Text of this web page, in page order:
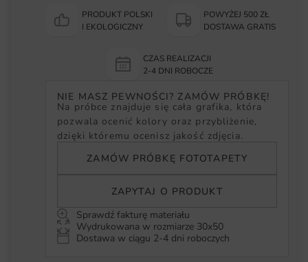
PRODUKT POLSKI
I EKOLOGICZNY
POWYŻEJ 500 ZŁ
DOSTAWA GRATIS
CZAS REALIZACJI
2-4 DNI ROBOCZE
NIE MASZ PEWNOŚCI? ZAMÓW PRÓBKĘ!
Na próbce znajduje się cała grafika, która
pozwala ocenić kolory oraz przybliżenie,
dzięki któremu ocenisz jakość zdjęcia.
ZAMÓW PRÓBKĘ FOTOTAPETY
ZAPYTAJ O PRODUKT
Sprawdź fakturę materiału
Wydrukowana w rozmiarze 30x50
Dostawa w ciągu 2-4 dni roboczych